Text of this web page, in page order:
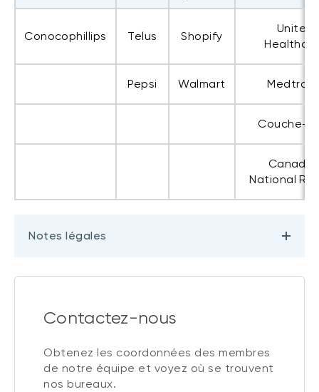
Conocophillips Telus Shopify
United
Pepsi Walmart
Couche-
National
Notes légales
Contactez-nous
Obtenez les coordonnées des membres
de notre équipe et voyez où se trouvent
nos bureaux.